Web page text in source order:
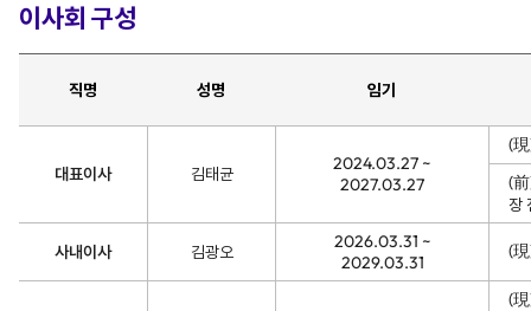
이사회 구성
직명 성명 임기
대표이사 김태균
2024.03.27 ~
2027.03.27
(
(
장
사내이사 김광오
2026.03.31 ~
2029.03.31
(
(